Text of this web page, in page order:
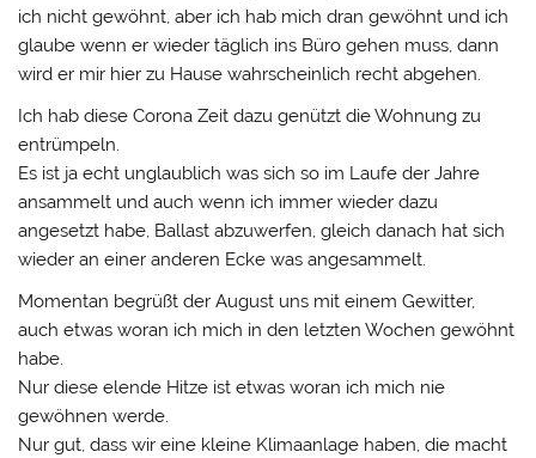
ich nicht gewöhnt, aber ich hab mich dran gewöhnt und ich
glaube wenn er wieder täglich ins Büro gehen muss, dann
wird er mir hier zu Hause wahrscheinlich recht abgehen.
Ich hab diese Corona Zeit dazu genützt die Wohnung zu
entrümpeln.
Es ist ja echt unglaublich was sich so im Laufe der Jahre
ansammelt und auch wenn ich immer wieder dazu
angesetzt habe, Ballast abzuwerfen, gleich danach hat sich
wieder an einer anderen Ecke was angesammelt.
Momentan begrüßt der August uns mit einem Gewitter,
auch etwas woran ich mich in den letzten Wochen gewöhnt
habe.
Nur diese elende Hitze ist etwas woran ich mich nie
gewöhnen werde.
Nur gut, dass wir eine kleine Klimaanlage haben, die macht